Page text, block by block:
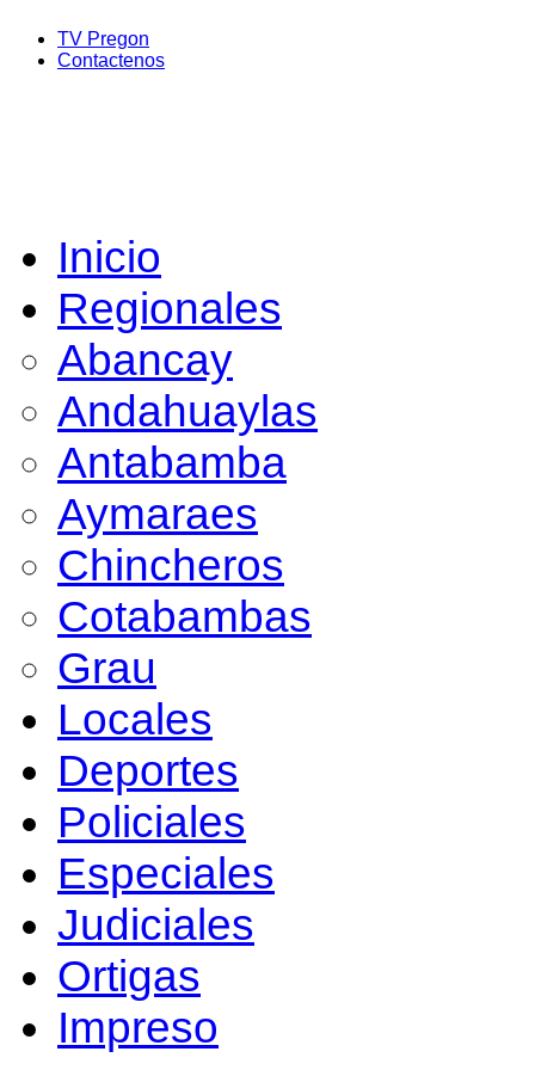
TV Pregon
Contactenos
Inicio
Regionales
Abancay
Andahuaylas
Antabamba
Aymaraes
Chincheros
Cotabambas
Grau
Locales
Deportes
Policiales
Especiales
Judiciales
Ortigas
Impreso